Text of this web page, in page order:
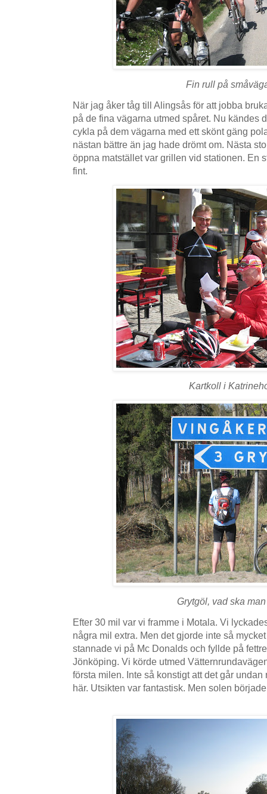
Fin rull på
När jag åker tåg till Alingsås för att jobba
på de fina vägarna utmed spåret. Nu kändes
cykla på dem vägarna med ett skönt gäng
nästan bättre än jag hade drömt om. Nästa
öppna matstället var grillen vid stationen. En
fint.
Kartkoll i
Grytgöl, vad ska
Efter 30 mil var vi framme i Motala. Vi
några mil extra. Men det gjorde inte så
stannade vi på Mc Donalds och fyllde på
Jönköping. Vi körde utmed
första milen. Inte så konstigt att det går
här. Utsikten var fantastisk. Men solen